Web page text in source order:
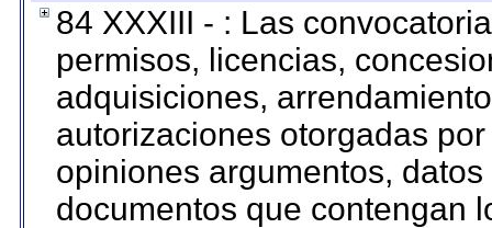
84 XXXIII - : Las
permisos, licencias,
adquisiciones,
autorizaciones otorgadas
opiniones argumentos,
documentos que contengan